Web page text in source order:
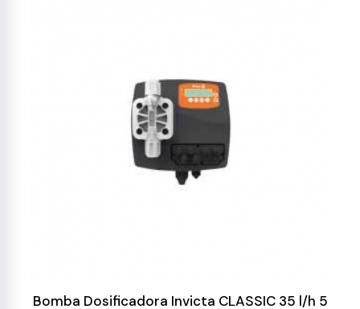
Bomba Dosificadora Invicta CLASSIC 35 l/h 5